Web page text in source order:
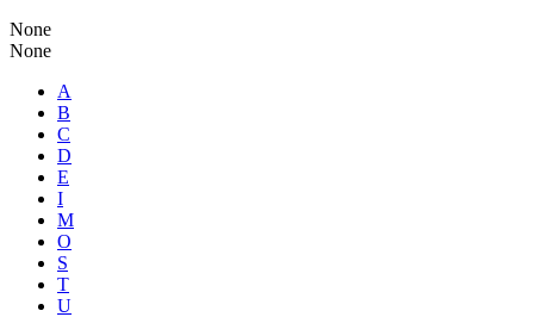
None
None
A
B
C
D
E
I
M
O
S
T
U